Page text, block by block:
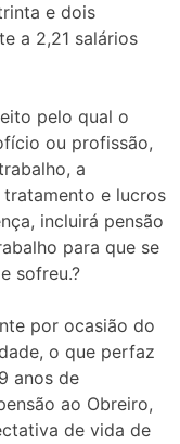
e dois
a 2,21 salários
pelo qual o
ou profissão,
a
tratamento e lucros
incluirá pensão
para que se
sofreu.?
por ocasião do
o que perfaz
anos de
ao Obreiro,
de vida de